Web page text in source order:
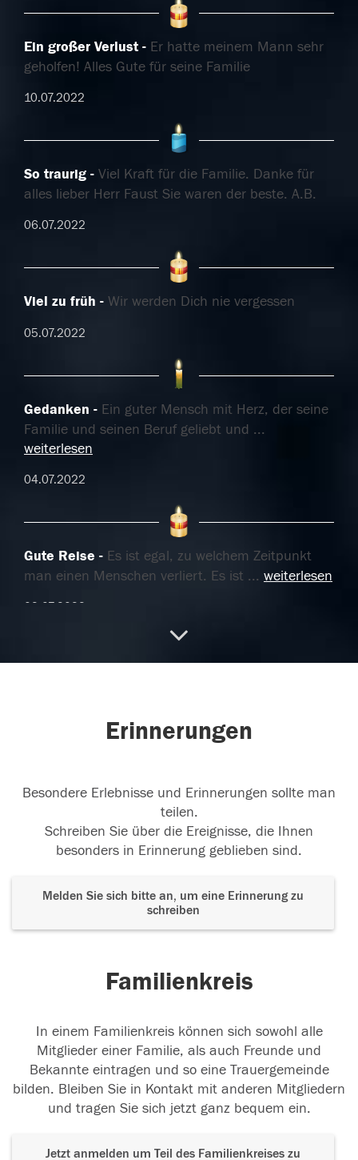
Ein großer Verlust
Er hatte meinem Mann sehr
geholfen! Alles Gute für seine Familie
10.07.2022
So traurig
Viel Kraft für die Familie. Danke für
alles lieber Herr Faust Sie waren der beste. A.B.
06.07.2022
Viel zu früh Wir werden Dich nie vergessen
05.07.2022
Gedanken
Ein guter Mensch mit Herz, der seine
Familie und seinen Beruf geliebt und ...
weiterlesen
04.07.2022
Gute Reise
Es ist egal, zu welchem Zeitpunkt
man einen Menschen verliert. Es ist ... weiterlesen
02.07.2022
Erinnerungen
Besondere Erlebnisse und Erinnerungen sollte man
teilen.
Schreiben Sie über die Ereignisse, die Ihnen
besonders in Erinnerung geblieben sind.
Melden Sie sich bitte an, um eine Erinnerung zu
schreiben
Familienkreis
In einem Familienkreis können sich sowohl alle
Mitglieder einer Familie, als auch Freunde und
Bekannte eintragen und so eine Trauergemeinde
bilden. Bleiben Sie in Kontakt mit anderen Mitgliedern
und tragen Sie sich jetzt ganz bequem ein.
Jetzt anmelden um Teil des Familienkreises zu